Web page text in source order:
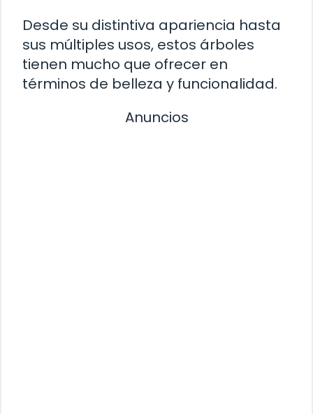
Desde su distintiva apariencia hasta
sus múltiples usos, estos árboles
tienen mucho que ofrecer en
términos de belleza y funcionalidad.
Anuncios